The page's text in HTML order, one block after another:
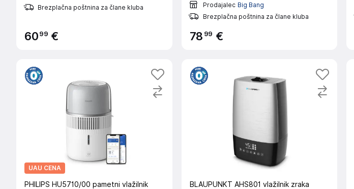
Brezplačna poštnina za člane kluba
6099 €
Prodajalec Big Bang
Brezplačna poštnina za člane kluba
78 99 €
UAU CENA
PHILIPS HU5710/00 pametni vlažilnik
BLAUPUNKT AHS801 vlažilnik zraka